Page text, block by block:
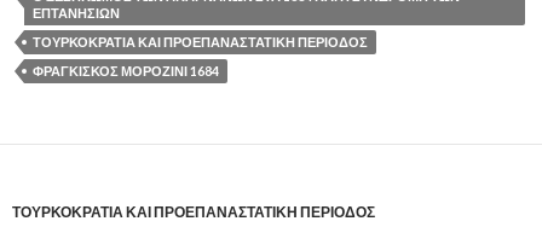
ΕΠΤΑΝΗΣΙΩΝ
ΤΟΥΡΚΟΚΡΑΤΙΑ ΚΑΙ ΠΡΟΕΠΑΝΑΣΤΑΤΙΚΗ ΠΕΡΙΟΔΟΣ
ΦΡΑΓΚΙΣΚΟΣ ΜΟΡΟΖΙΝΙ 1684
ΤΟΥΡΚΟΚΡΑΤΙΑ ΚΑΙ ΠΡΟΕΠΑΝΑΣΤΑΤΙΚΗ ΠΕΡΙΟΔΟΣ